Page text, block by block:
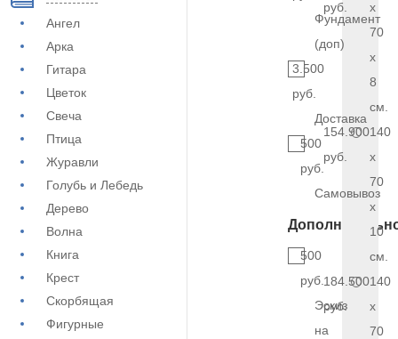
Ангел
Арка
Гитара
Цветок
Свеча
Птица
Журавли
Голубь и Лебедь
Дерево
Волна
Книга
Крест
Скорбящая
Фигурные
Фундамент
(доп)
3.500
руб.
Доставка
500
руб.
Самовывоз
500
руб.
Эскиз
на
руб.
x
70
x
8
см.
154.900
руб.
140
x
70
x
10
см.
184.500
руб.
140
x
70